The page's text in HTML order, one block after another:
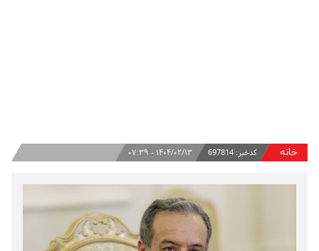
خانه کدخبر: 697814 ۱۴۰۴/۰۲/۱۳ - ۰۷:۳۹